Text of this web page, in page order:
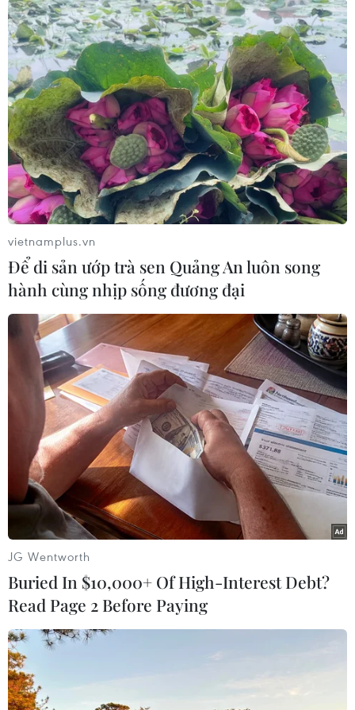
(TTXVN/Vietnam+)
#Tỷ giá Vietcombank #Fed tăng lãi suất
#Phố Wall
#Đồng euro Tin tức
#Tin tức mới nhất
#Tin tức 24h
#Tin tức mới nhất trong ngày
#Tin tức thời sự
#Tin tức hot
#tin tức an ninh
#An ninh
#An ninh Nghệ An
#Thời sự
#Thời sự hôm nay
#Bản tin thời sự
#Tội phạm
#Truy nã
#Tội phạm hình sự
#Hình sự #Công an
#Vụ án
#Phạm pháp
#Pháp luật #Pháp đình
#Xã hội
#An ninh xã hội
#Chính trị
#VietnamPlus
#Vietnam
Theo dõi VietnamPlus
vietnamplus.vn
Để di sản ướp trà sen Quảng An luôn song
hành cùng nhịp sống đương đại
JG Wentworth
Buried In $10,000+ Of High-Interest Debt?
Read Page 2 Before Paying